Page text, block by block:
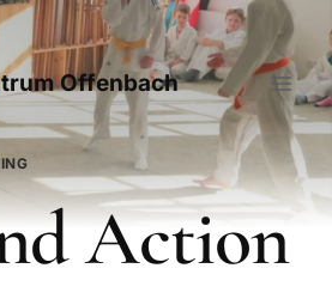
Offenbach
Action